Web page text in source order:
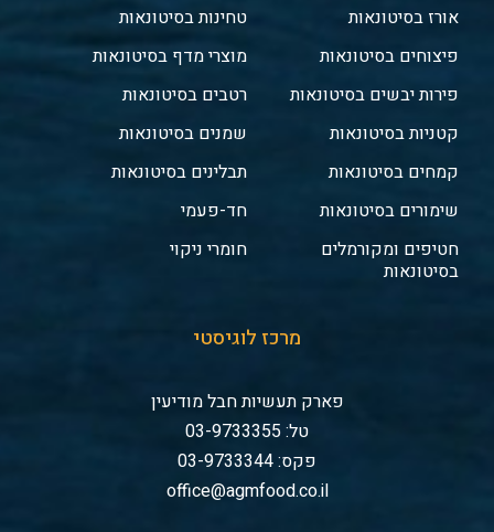
אורז בסיטונאות
פיצוחים בסיטונאות
פירות יבשים בסיטונאות
קטניות בסיטונאות
קמחים בסיטונאות
שימורים בסיטונאות
חטיפים ומקורמלים
בסיטונאות
טחינות בסיטונאות
מוצרי מדף בסיטונאות
רטבים בסיטונאות
שמנים בסיטונאות
תבלינים בסיטונאות
חד-פעמי
חומרי ניקוי
מרכז לוגיסטי
פארק תעשיות חבל מודיעין
טל: 03-9733355
פקס: 03-9733344
office@agmfood.co.il